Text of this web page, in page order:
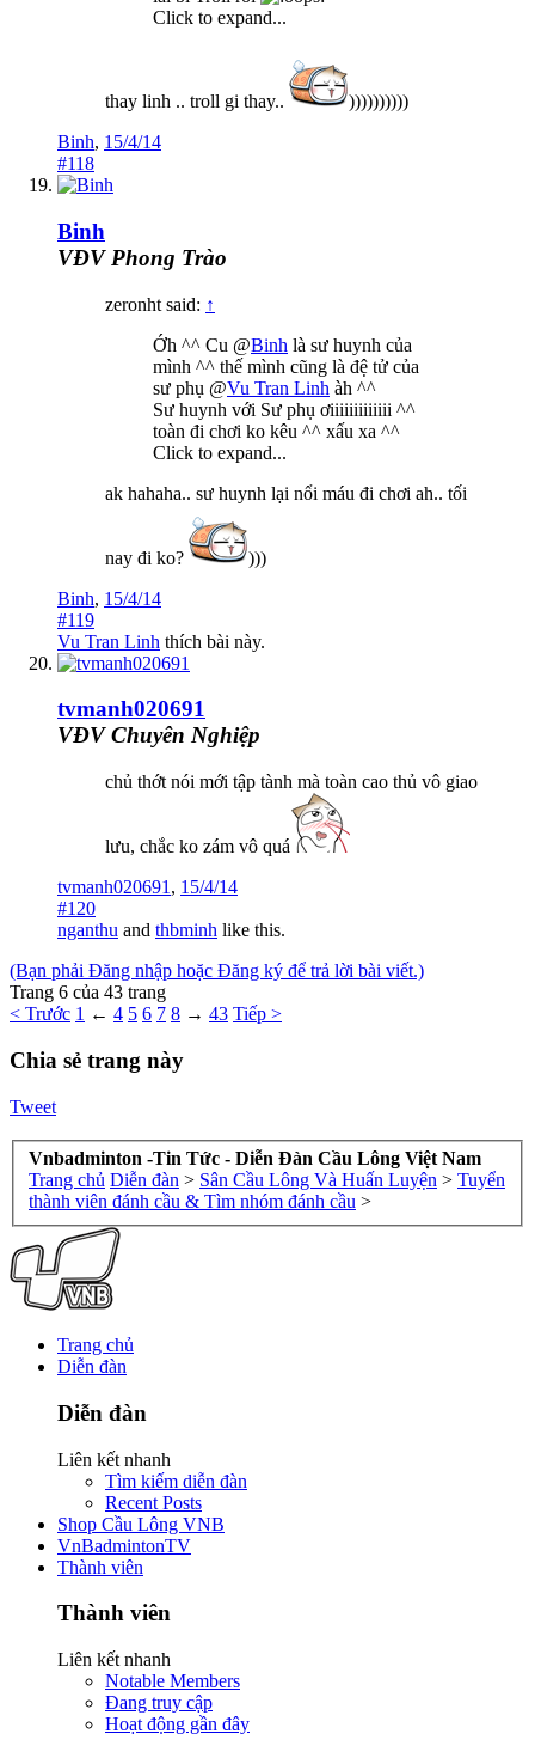
Click to expand...
thay linh .. troll gi thay..
))))))))))
Binh, 15/4/14
#118
Binh
VĐV Phong Trào
zeronht said: ↑
Ớh ^^ Cu @Binh là sư huynh của
mình ^^ thế mình cũng là đệ tử của
sư phụ @Vu Tran Linh àh ^^
Sư huynh với Sư phụ ơiiiiiiiiiiiii ^^
toàn đi chơi ko kêu ^^ xấu xa ^^
Click to expand...
ak hahaha.. sư huynh lại nổi máu đi chơi ah.. tối
nay đi ko?
)))
Binh, 15/4/14
#119
Vu Tran Linh thích bài này.
tvmanh020691
VĐV Chuyên Nghiệp
chủ thớt nói mới tập tành mà toàn cao thủ vô giao
lưu, chắc ko zám vô quá
tvmanh020691 , 15/4/14
#120
nganthu and thbminh like this.
(Bạn phải Đăng nhập hoặc Đăng ký để trả lời bài viết.)
Trang 6 của 43 trang
< Trước 1 ← 4 5 6 7 8 → 43 Tiếp >
Chia sẻ trang này
Tweet
Vnbadminton -Tin Tức - Diễn Đàn Cầu Lông Việt Nam
Trang chủ Diễn đàn > Sân Cầu Lông Và Huấn Luyện > Tuyển
thành viên đánh cầu & Tìm nhóm đánh cầu >
Trang chủ
Diễn đàn
Diễn đàn
Liên kết nhanh
Tìm kiếm diễn đàn
Recent Posts
Shop Cầu Lông VNB
VnBadmintonTV
Thành viên
Thành viên
Liên kết nhanh
Notable Members
Đang truy cập
Hoạt động gần đây